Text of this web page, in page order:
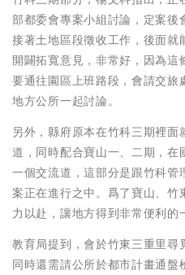
部都委會專案小組討論，定案後
接著土地區段徵收工作，後面
開闢拓寬意見，非常好，因為
要通往園區上班路段，會請交
地方公所一起討論。
另外，縣府原本在竹科三期裡
道，同時配合寶山一、二期，在
一個交流道，這部分是跟竹科
案正在進行之中。爲了寶山、
力以赴，讓地方得到非常便利的
教育局提到，會於竹東三重里尋
同時還需請公所於都市計畫通